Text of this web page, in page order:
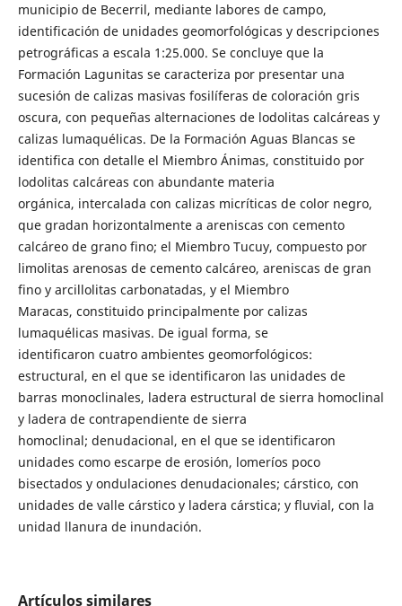
municipio de Becerril, mediante labores de campo,
identificación de unidades geomorfológicas y descripciones
petrográficas a escala 1:25.000. Se concluye que la
Formación Lagunitas se caracteriza por presentar una
sucesión de calizas masivas fosilíferas de coloración gris
oscura, con pequeñas alternaciones de lodolitas calcáreas y
calizas lumaquélicas. De la Formación Aguas Blancas se
identifica con detalle el Miembro Ánimas, constituido por
lodolitas calcáreas con abundante materia
orgánica, intercalada con calizas micríticas de color negro,
que gradan horizontalmente a areniscas con cemento
calcáreo de grano fino; el Miembro Tucuy, compuesto por
limolitas arenosas de cemento calcáreo, areniscas de gran
fino y arcillolitas carbonatadas, y el Miembro
Maracas, constituido principalmente por calizas
lumaquélicas masivas. De igual forma, se
identificaron cuatro ambientes geomorfológicos:
estructural, en el que se identificaron las unidades de
barras monoclinales, ladera estructural de sierra homoclinal
y ladera de contrapendiente de sierra
homoclinal; denudacional, en el que se identificaron
unidades como escarpe de erosión, lomeríos poco
bisectados y ondulaciones denudacionales; cárstico, con
unidades de valle cárstico y ladera cárstica; y fluvial, con la
unidad llanura de inundación.
Artículos similares